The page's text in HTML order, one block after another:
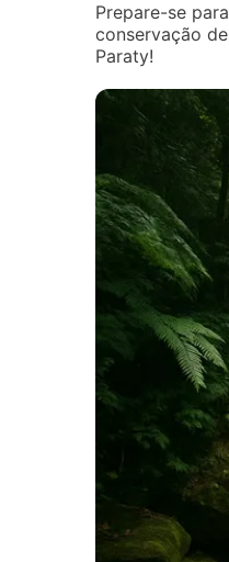
Prepare-se
conservação
Paraty!